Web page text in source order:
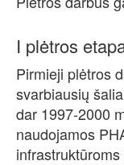
I plėtros
Pirmieji plėtros
svarbiausių
dar 1997-2000
naudojamos